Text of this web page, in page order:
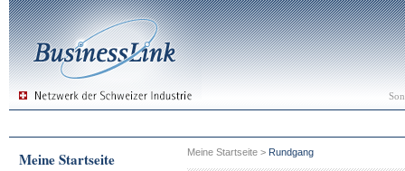
Meine Startseite
Meine Startseite > Rundgang